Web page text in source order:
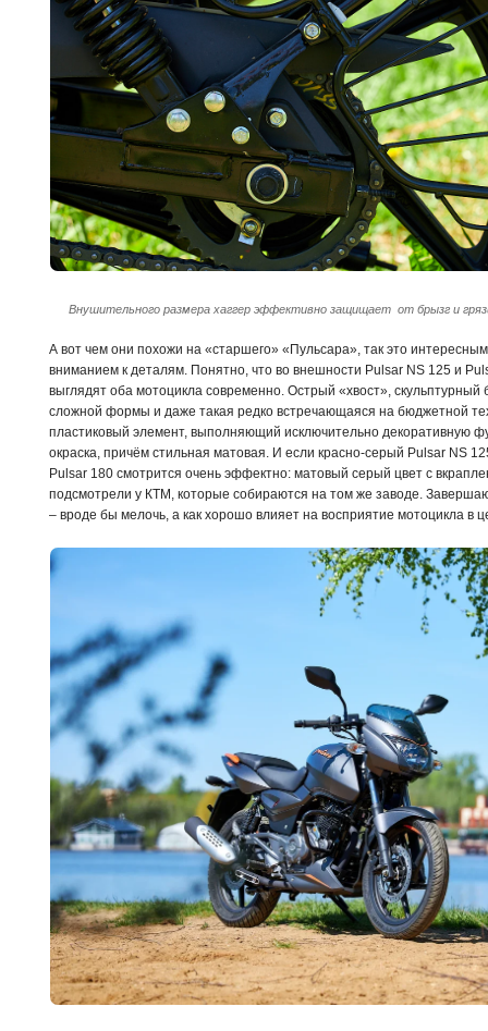
Внушительного размера хаггер эффективно защищает от брызг и
А вот чем они похожи на «старшего» «Пульсара», так это
вниманием к деталям. Понятно, что во внешности Pulsar NS 125 и
выглядят оба мотоцикла современно. Острый «хвост»,
сложной формы и даже такая редко встречающаяся на бюджетной
пластиковый элемент, выполняющий исключительно декоративную
окраска, причём стильная матовая. И если красно-серый Pulsar NS
Pulsar 180 смотрится очень эффектно: матовый серый цвет с
подсмотрели у КТМ, которые собираются на том же заводе.
– вроде бы мелочь, а как хорошо влияет на восприятие мотоцикла в